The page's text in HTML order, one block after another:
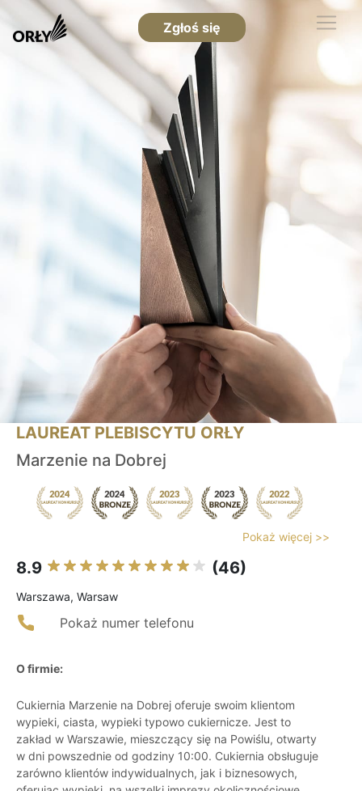
Zgłoś się
LAUREAT PLEBISCYTU ORŁY
Marzenie na Dobrej
Pokaż więcej >>
8.9 (46)
Warszawa, Warsaw
Pokaż numer telefonu
O firmie:
Cukiernia Marzenie na Dobrej oferuje swoim klientom
wypieki, ciasta, wypieki typowo cukiernicze. Jest to
zakład w Warszawie, mieszczący się na Powiślu, otwarty
w dni powszednie od godziny 10:00. Cukiernia obsługuje
zarówno klientów indywidualnych, jak i biznesowych,